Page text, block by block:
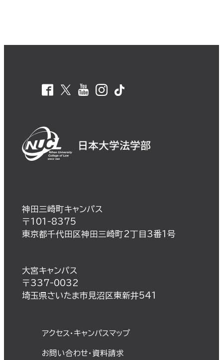
神田三崎町キャンパス
〒101-8375
東京都千代田区神田三崎町2丁目3番1号
大宮キャンパス
〒337-0032
埼玉県さいたま市見沼区東新井541
アクセス・キャンパスマップ
お問い合わせ・資料請求